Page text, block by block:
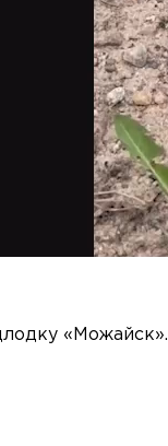
«Можайск».